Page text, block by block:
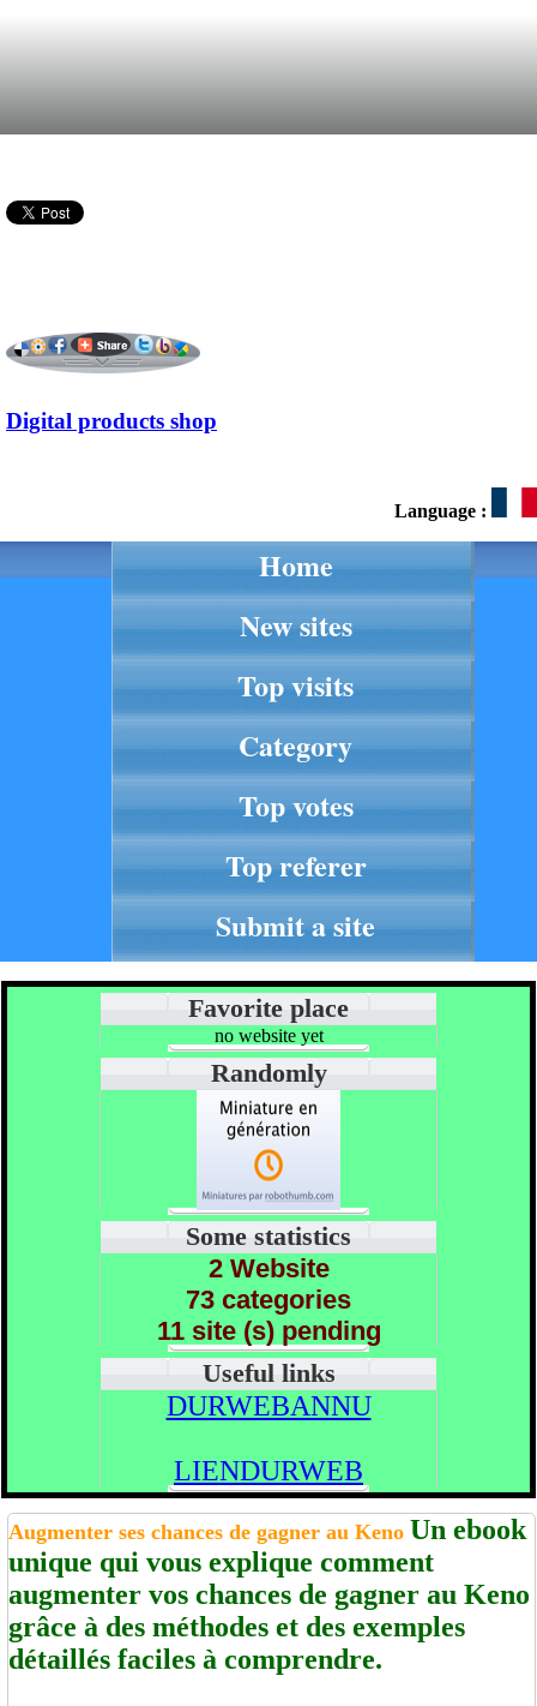
Digital products shop
Language :
Home
New sites
Top visits
Category
Top votes
Top referer
Submit a site
Favorite place
no website yet
Randomly
Some statistics
2 Website
73 categories
11 site (s) pending
Useful links
DURWEBANNU
LIENDURWEB
Augmenter ses chances de gagner au Keno Un ebook
unique qui vous explique comment
augmenter vos chances de gagner au Keno
grâce à des méthodes et des exemples
détaillés faciles à comprendre.